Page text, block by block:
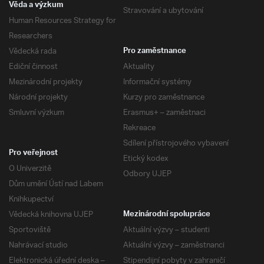
Stravování a ubytování
Věda a výzkum
Human Resources Strategy for
Researchers
Vědecká rada
Ediční činnost
Mezinárodní projekty
Národní projekty
Smluvní výzkum
Pro zaměstnance
Aktuality
Informační systémy
Kurzy pro zaměstnance
Erasmus+ – zaměstnaci
Rekreace
Sdílení přístrojového vybavení
Etický kodex
Odbory UJEP
Pro veřejnost
O Univerzitě
Dům umění Ústí nad Labem
Knihkupectví
Vědecká knihovna UJEP
Sportoviště
Nahrávací studio
Elektronická úřední deska –
Mezinárodní spolupráce
Aktuální výzvy – studenti
Aktuální výzvy – zaměstnanci
Stipendijní pobyty v zahraničí